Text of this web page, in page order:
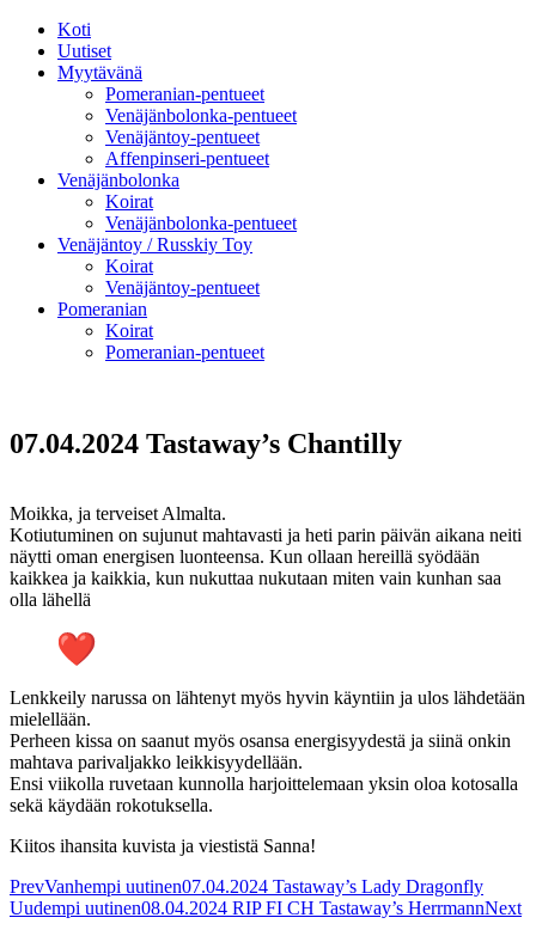
Koti
Uutiset
Myytävänä
Pomeranian-pentueet
Venäjänbolonka-pentueet
Venäjäntoy-pentueet
Affenpinseri-pentueet
Venäjänbolonka
Koirat
Venäjänbolonka-pentueet
Venäjäntoy / Russkiy Toy
Koirat
Venäjäntoy-pentueet
Pomeranian
Koirat
Pomeranian-pentueet
07.04.2024 Tastaway’s Chantilly
Moikka, ja terveiset Almalta.
Kotiutuminen on sujunut mahtavasti ja heti parin päivän aikana neiti
näytti oman energisen luonteensa. Kun ollaan hereillä syödään
kaikkea ja kaikkia, kun nukuttaa nukutaan miten vain kunhan saa
olla lähellä
Lenkkeily narussa on lähtenyt myös hyvin käyntiin ja ulos lähdetään
mielellään.
Perheen kissa on saanut myös osansa energisyydestä ja siinä onkin
mahtava parivaljakko leikkisyydellään.
Ensi viikolla ruvetaan kunnolla harjoittelemaan yksin oloa kotosalla
sekä käydään rokotuksella.
Kiitos ihansita kuvista ja viestistä Sanna!
PrevVanhempi uutinen07.04.2024 Tastaway’s Lady Dragonfly
Uudempi uutinen08.04.2024 RIP FI CH Tastaway’s HerrmannNext